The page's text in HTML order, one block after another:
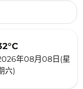
年08月08日(星
六)